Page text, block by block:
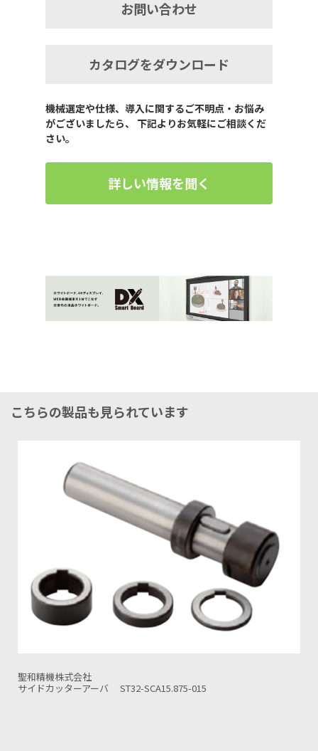
お問い合わせ
カタログをダウンロード
機械選定や仕様、導入に関するご不明点・お悩み
がございましたら、 下記よりお気軽にご相談くだ
さい。
詳しい情報を聞く
こちらの製品も見られています
サイドカッターアーバ ST42-SCA25.4-015